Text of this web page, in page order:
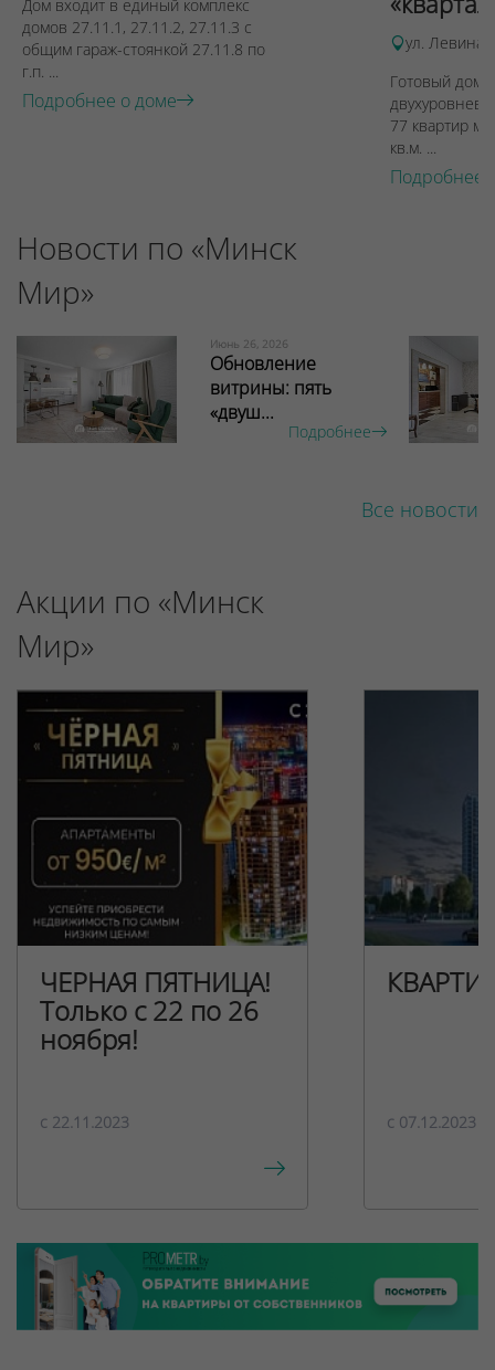
Дом входит в единый комплекс
домов 27.11.1, 27.11.2, 27.11.3 с
общим гараж-стоянкой 27.11.8 по
г.п. ...
Подробнее о доме
ул. Левина,
Готовый дом
77 квартир
кв.м. ...
Подробнее
Новости по «Минск
Мир»
Июнь 26, 2026
Обновление
витрины: пять
«двуш...
Подробнее
Все новости
Акции по «Минск
Мир»
ЧЕРНАЯ ПЯТНИЦА!
Только с 22 по 26
ноября!
c 22.11.2023 c 07.12.2023